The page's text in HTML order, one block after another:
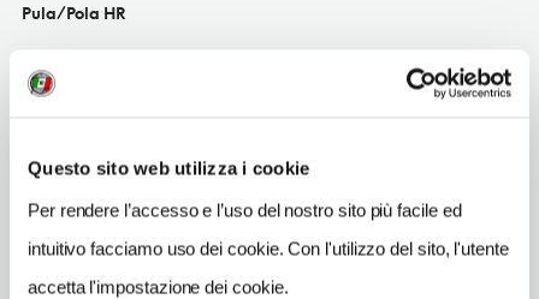
Questo sito web utilizza i cookie
Per rendere l’accesso e l’uso del nostro sito più facile ed
intuitivo facciamo uso dei cookie. Con l'utilizzo del sito, l'utente
accetta l'impostazione dei cookie.
Pula/Pola HR
www.aci-marinas.com
m.pula@aci-club.hr
TELEFONO
52219142-98398837